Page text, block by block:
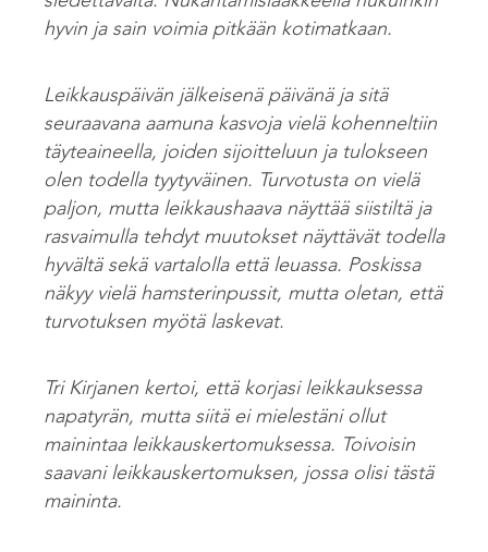
hyvin ja sain voimia pitkään kotimatkaan.
Leikkauspäivän jälkeisenä päivänä ja sitä
seuraavana aamuna kasvoja vielä kohenneltiin
täyteaineella, joiden sijoitteluun ja tulokseen
olen todella tyytyväinen. Turvotusta on vielä
paljon, mutta leikkaushaava näyttää siistiltä ja
rasvaimulla tehdyt muutokset näyttävät todella
hyvältä sekä vartalolla että leuassa. Poskissa
näkyy vielä hamsterinpussit, mutta oletan, että
turvotuksen myötä laskevat.
Tri Kirjanen kertoi, että korjasi leikkauksessa
napatyrän, mutta siitä ei mielestäni ollut
mainintaa leikkauskertomuksessa. Toivoisin
saavani leikkauskertomuksen, jossa olisi tästä
maininta.